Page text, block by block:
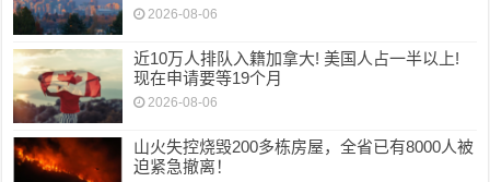
2026-08-06
近10万人排队入籍加拿大! 美国人占一半以上!
现在申请要等19个月
2026-08-06
山火失控烧毁200多栋房屋，全省已有8000人被
迫紧急撤离！